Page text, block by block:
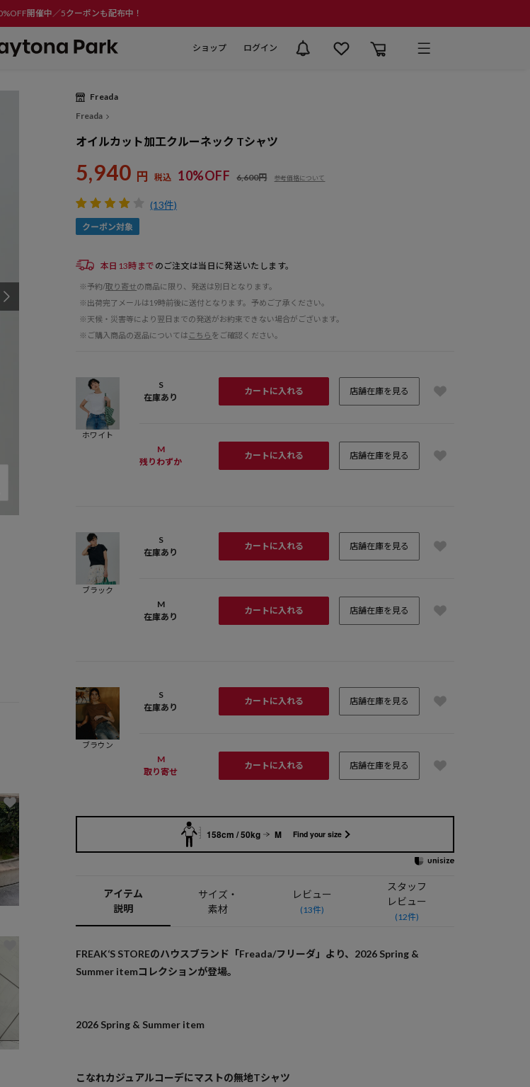
開催中／5クーポンも配布中！
ショップ ログイン
Freada
Freada
オイルカット加工クルーネック Tシャツ
5,940 円 税込 10%OFF 6,600円 参考価格について
(13件)
本日13時まで のご注文は当日に発送いたします。
※予約/取り寄せの商品に限り、発送は別日となります。
※出荷完了メールは19時前後に送付となります。予めご了承ください。
※天候・災害等により翌日までの発送がお約束できない場合がございます。
※ご購入商品の返品については こちら をご確認ください。
ホワイト
S
在庫あり
カートに入れる 店舗在庫を見る
M
残りわずか
カートに入れる 店舗在庫を見る
ブラック
S
在庫あり
カートに入れる 店舗在庫を見る
M
在庫あり
カートに入れる 店舗在庫を見る
ブラウン
S
在庫あり
カートに入れる 店舗在庫を見る
M
取り寄せ
カートに入れる 店舗在庫を見る
158cm / 50kg M Find your size
アイテム
説明
サイズ・
素材
レビュー
(13件)
スタッフ
レビュー
(12件)
FREAK‘S STOREのハウスブランド「Freada/フリーダ」より、2026 Spring &
Summer itemコレクションが登場。
2026 Spring & Summer item
こなれカジュアルコーデにマストの無地Tシャツ